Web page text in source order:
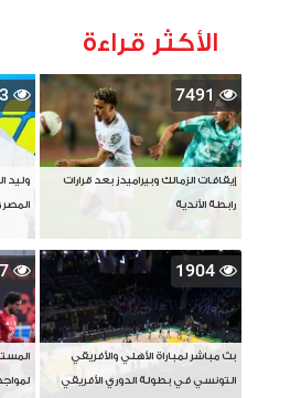
الأكثر قراءة
7491
إيقافات الزمالك وبيراميدز بعد قرارات
رابطة الأندية
وليد
1904
بث مباشر لمباراة الأهلي والأفريقي
التونسي في بطولة الدوري الأفريقي